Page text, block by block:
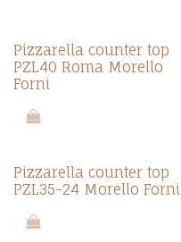
Pizzarella counter top
PZL40 Roma Morello
Forni
Pizzarella counter top
PZL35-24 Morello Forni